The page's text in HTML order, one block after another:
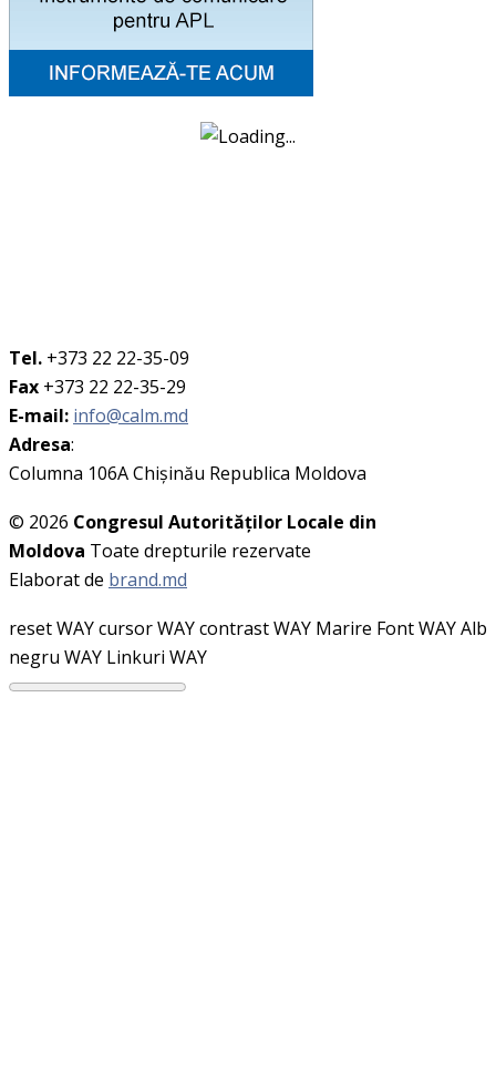
Tel. +373 22 22-35-09
Fax +373 22 22-35-29
E-mail: info@calm.md
Adresa:
Columna 106A Chişinău Republica Moldova
© 2026 Congresul Autorităţilor Locale din
Moldova Toate drepturile rezervate
Elaborat de brand.md
reset WAYcursor WAYcontrast WAY Marire Font WAYAlb
negru WAY Linkuri WAY